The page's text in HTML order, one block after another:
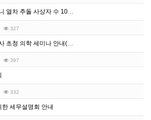
327
397
332
세무설명회 안내